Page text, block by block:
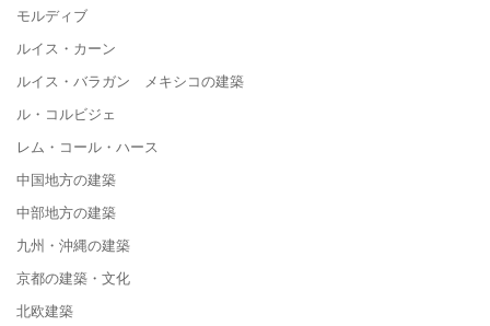
モルディブ
ルイス・カーン
ルイス・バラガン メキシコの建築
ル・コルビジェ
レム・コール・ハース
中国地方の建築
中部地方の建築
九州・沖縄の建築
京都の建築・文化
北欧建築